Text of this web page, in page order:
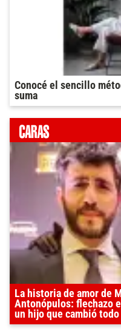
Conocé el sencillo
suma
La historia de amor de
Antonópulos: flechazo
un hijo que cambió todo